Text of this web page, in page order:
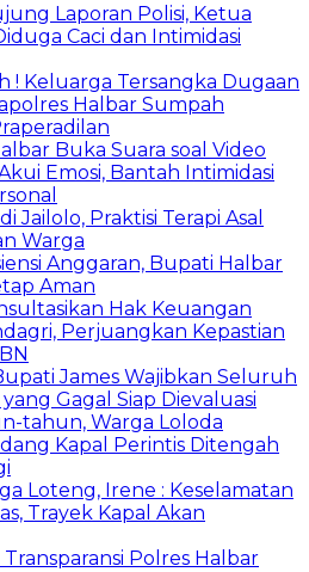
Laporan Polisi, Ketua
Caci dan Intimidasi
! Keluarga Tersangka Dugaan
Halbar Sumpah
Buka Suara soal Video
Emosi, Bantah Intimidasi
Jailolo, Praktisi Terapi Asal
Warga
Anggaran, Bupati Halbar
Aman
Hak Keuangan
Perjuangkan Kepastian
James Wajibkan Seluruh
Gagal Siap Dievaluasi
tahun, Warga Loloda
Kapal Perintis Ditengah
Loteng, Irene : Keselamatan
Trayek Kapal Akan
Polres Halbar